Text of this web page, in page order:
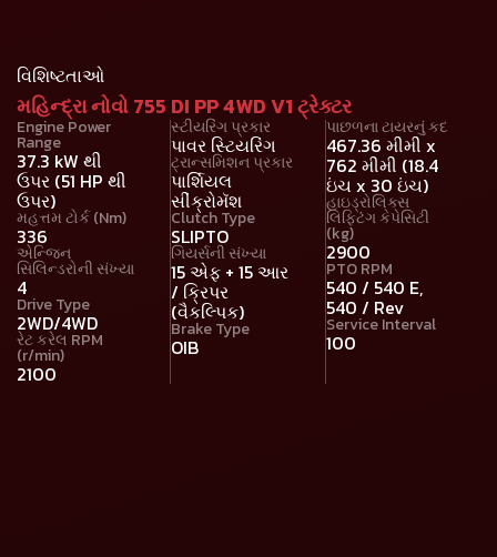
વિશિષ્ટતાઓ
મહિન્દ્રા નોવો 755 DI PP 4WD V1 ટ્રેક્ટર
Engine Power
Range
37.3 kW થી
ઉપર (51 HP થી
ઉપર)
મહત્તમ ટોર્ક (Nm)
336
એન્જિન
સિલિન્ડરોની સંખ્યા
4
Drive Type
2WD/4WD
રેટ કરેલ RPM
(r/min)
2100
સ્ટીયરિંગ પ્રકાર
પાવર સ્ટિયરિંગ
ટ્રાન્સમિશન પ્રકાર
પાર્શિયલ
સીંક્રોમૅશ
Clutch Type
SLIPTO
ગિયર્સની સંખ્યા
15 એફ + 15 આર
/ ક્રિપર
(વૈકલ્પિક)
Brake Type
OIB
પાછળના ટાયરનું કદ
467.36 મીમી x
762 મીમી (18.4
ઇંચ x 30 ઇંચ)
હાઇડ્રોલિક્સ
લિફ્ટિંગ કેપેસિટી
(kg)
2900
PTO RPM
540 / 540 E,
540 / Rev
Service Interval
100